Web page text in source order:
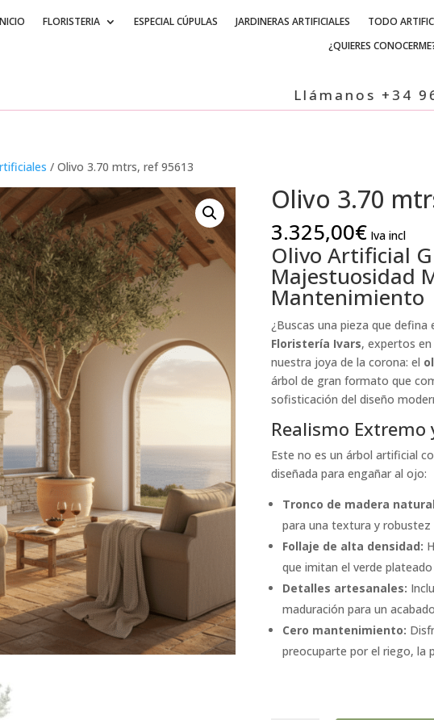
FLORISTERIA ESPECIAL CÚPULAS JARDINERAS ARTIFICIALES
TODO
¿QUIERES
Llámanos +34 965
/ Olivo 3.70 mtrs, ref 95613
Olivo 3.70
3.325,00€ Iva incl
Olivo Artificial
Majestuosidad
Mantenimiento
¿Buscas una pieza que
Floristería Ivars, expertos en
nuestra joya de la corona: el
árbol de gran formato que
sofisticación del diseño
Realismo
Este no es un árbol artificial
diseñada para engañar al ojo:
Tronco de madera
para una textura y robustez
Follaje de alta densidad:
que imitan el verde
Detalles artesanales:
maduración para un
Cero mantenimiento:
preocuparte por el riego, la